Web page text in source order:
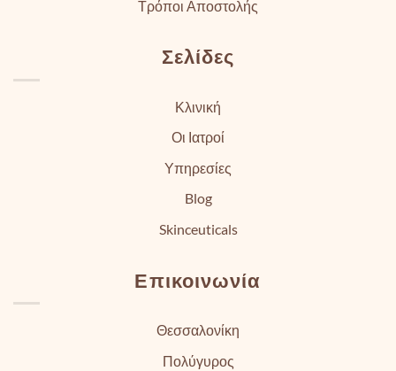
Τρόποι Αποστολής
Σελίδες
Κλινική
Οι Ιατροί
Υπηρεσίες
Blog
Skinceuticals
Επικοινωνία
Θεσσαλονίκη
Πολύγυρος